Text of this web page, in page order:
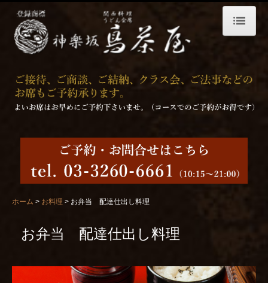
ホーム
プライバシーポリシー
お料理
夜のお料理
お飲物
個室・ご宴会
求人募集
ホーム お料理 お弁当 配達仕出し料理
お弁当 配達仕出し料理